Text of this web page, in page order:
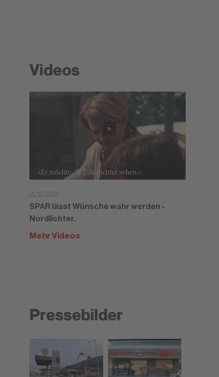
Videos
22.12.2021
SPAR lässt Wünsche wahr werden -
Nordlichter.
Mehr Videos
Pressebilder